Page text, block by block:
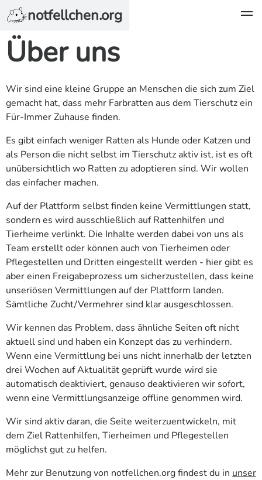
notfellchen.org
Über uns
Wir sind eine kleine Gruppe an Menschen die sich zum Ziel
gemacht hat, dass mehr Farbratten aus dem Tierschutz ein
Für-Immer Zuhause finden.
Es gibt einfach weniger Ratten als Hunde oder Katzen und
als Person die nicht selbst im Tierschutz aktiv ist, ist es oft
unübersichtlich wo Ratten zu adoptieren sind. Wir wollen
das einfacher machen.
Auf der Plattform selbst finden keine Vermittlungen statt,
sondern es wird ausschließlich auf Rattenhilfen und
Tierheime verlinkt. Die Inhalte werden dabei von uns als
Team erstellt oder können auch von Tierheimen oder
Pflegestellen und Dritten eingestellt werden - hier gibt es
aber einen Freigabeprozess um sicherzustellen, dass keine
unseriösen Vermittlungen auf der Plattform landen.
Sämtliche Zucht/Vermehrer sind klar ausgeschlossen.
Wir kennen das Problem, dass ähnliche Seiten oft nicht
aktuell sind und haben ein Konzept das zu verhindern.
Wenn eine Vermittlung bei uns nicht innerhalb der letzten
drei Wochen auf Aktualität geprüft wurde wird sie
automatisch deaktiviert, genauso deaktivieren wir sofort,
wenn eine Vermittlungsanzeige offline genommen wird.
Wir sind aktiv daran, die Seite weiterzuentwickeln, mit
dem Ziel Rattenhilfen, Tierheimen und Pflegestellen
möglichst gut zu helfen.
Mehr zur Benutzung von notfellchen.org findest du in unser